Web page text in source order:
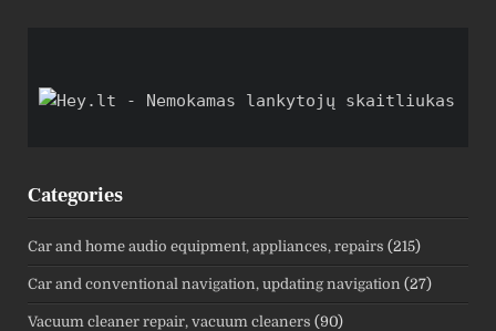
Categories
Car and home audio equipment, appliances, repairs (215)
Car and conventional navigation, updating navigation (27)
Vacuum cleaner repair, vacuum cleaners (90)